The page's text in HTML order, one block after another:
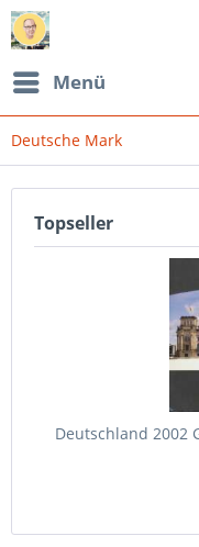
Menü
Deutsche Mark
Topseller
Deutschland 2002